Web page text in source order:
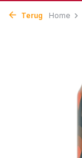
Terug Home